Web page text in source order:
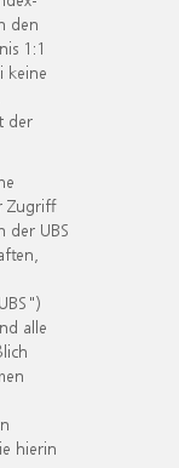
den
1:1
keine
der
Zugriff
der UBS
alle
hierin